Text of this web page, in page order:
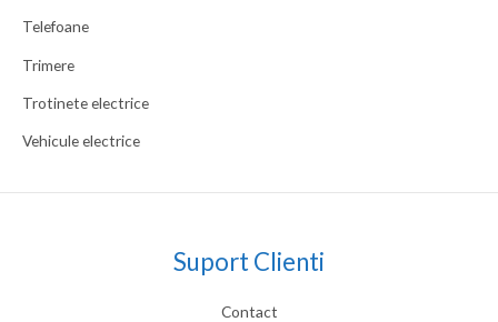
Telefoane
Trimere
Trotinete electrice
Vehicule electrice
Suport Clienti
Contact